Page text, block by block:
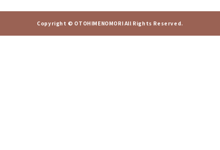
Copyright © OTOHIMENOMORI All Rights Reserved.